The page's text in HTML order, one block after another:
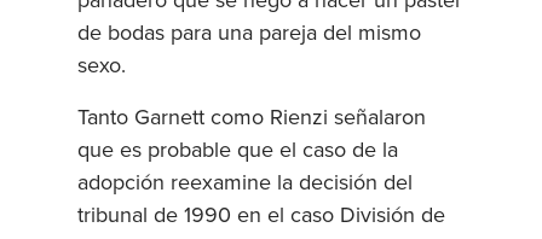
de bodas para una pareja del mismo
sexo.
Tanto Garnett como Rienzi señalaron
que es probable que el caso de la
adopción reexamine la decisión del
tribunal de 1990 en el caso División de